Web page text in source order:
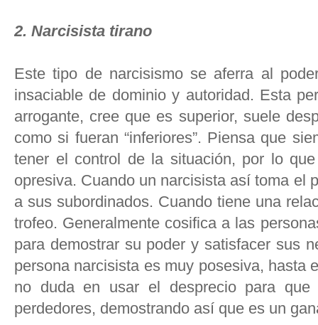
2. Narcisista tirano
Este tipo de narcisismo se aferra al
insaciable de dominio y autoridad. Esta
arrogante, cree que es superior, suele
como si fueran “inferiores”. Piensa que
tener el control de la situación, por lo
opresiva. Cuando un narcisista así toma el
a sus subordinados. Cuando tiene una
trofeo. Generalmente cosifica a las
para demostrar su poder y satisfacer sus
persona narcisista es muy posesiva, hasta
no duda en usar el desprecio para
perdedores, demostrando así que es un